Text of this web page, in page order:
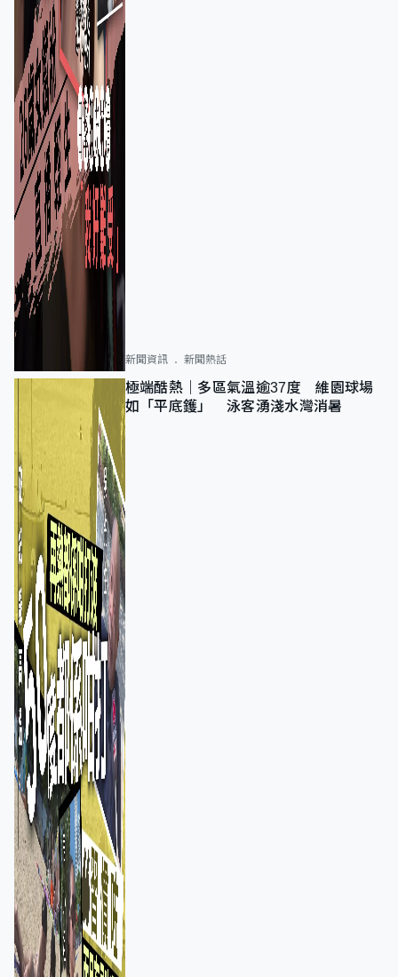
新聞資訊 新聞熱話
極端酷熱｜多區氣溫逾37度 維園球場
如「平底鑊」 泳客湧淺水灣消暑